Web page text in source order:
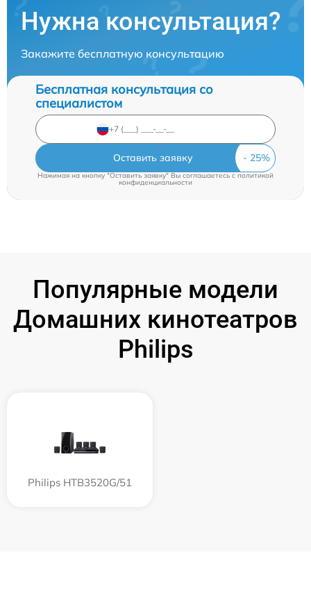
Нужна консультация?
Закажите бесплатную консультацию
Бесплатная консультация со
специалистом
Оставить заявку
Нажимая на кнопку "Оставить заявку" Вы соглашаетесь cполитикой
конфиденциальности
Популярные модели
Домашних кинотеатров
Philips
Philips HTB3520G/51